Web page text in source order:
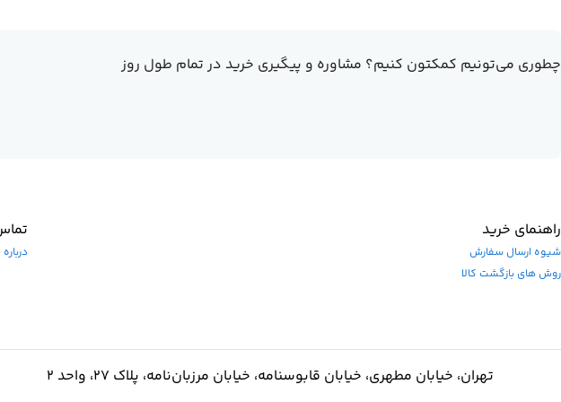
چطوری می‌تونیم کمکتون کنیم؟ مشاوره و پیگیری خرید در تمام طول روز
راهنمای خرید
شیوه ارسال سفارش
روش های بازگشت کالا
تهران، خیابان مطهری، خیابان قابوسنامه، خیابان مرزبان‌نامه، پلاک ۲۷، واحد ۲